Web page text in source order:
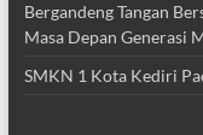
Bergandeng Tangan
Masa Depan Generasi
SMKN 1 Kota Kediri